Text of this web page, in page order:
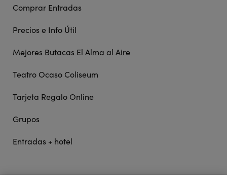
Comprar Entradas
Precios e Info Útil
Mejores Butacas El Alma al Aire
Teatro Ocaso Coliseum
Tarjeta Regalo Online
Grupos
Entradas + hotel
STAGE ENTERTAINMENT